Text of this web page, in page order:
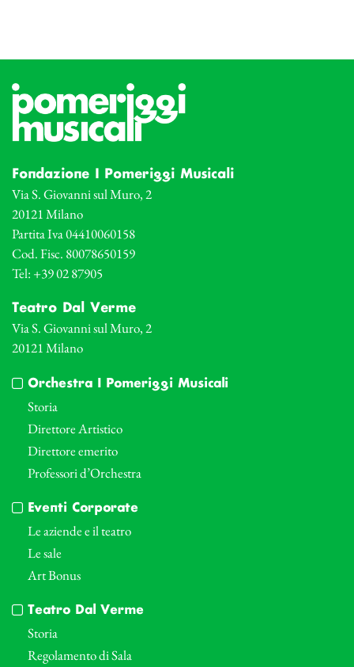
Fondazione I Pomeriggi Musicali
Via S. Giovanni sul Muro, 2
20121 Milano
Partita Iva 04410060158
Cod. Fisc. 80078650159
Tel: +39 02 87905
Teatro Dal Verme
Via S. Giovanni sul Muro, 2
20121 Milano
Orchestra I Pomeriggi Musicali
Storia
Direttore Artistico
Direttore emerito
Professori d’Orchestra
Eventi Corporate
Le aziende e il teatro
Le sale
Art Bonus
Teatro Dal Verme
Storia
Regolamento di Sala